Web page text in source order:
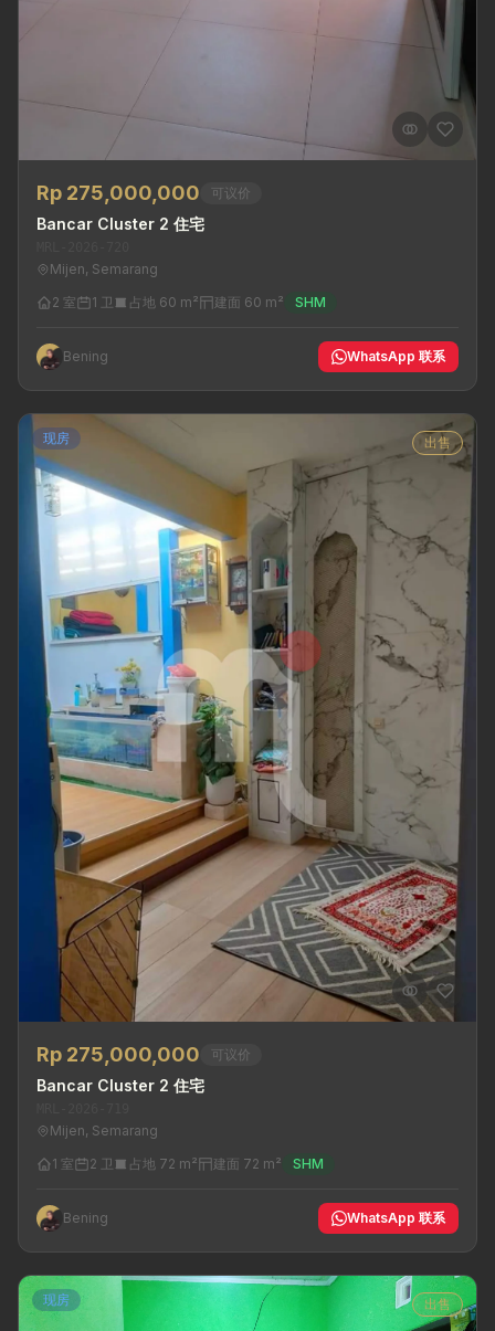
Rp 275,000,000 可议价
Bancar Cluster 2 住宅
Mijen, Semarang
2 室
1 卫 占地 60 m² 建面 60 m² SHM
Bening WhatsApp 联系
现房 出售
Rp 275,000,000 可议价
Bancar Cluster 2 住宅
Mijen, Semarang
1 室
2 卫 占地 72 m² 建面 72 m² SHM
Bening WhatsApp 联系
现房 出售